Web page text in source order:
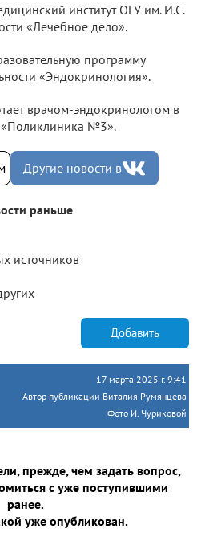
институт ОГУ им. И.С.
«Лечебное дело».
программу
«Эндокринология».
врачом-эндокринологом в
«Поликлиника №3».
Другие новости в
раньше
источников
Добавить
17 марта 2025 г. 9:41
Автор публикации Виталия Румянцева
Фото И. Чуриковой
прежде, чем задать вопрос,
с уже поступившими
ранее.
уже опубликован.